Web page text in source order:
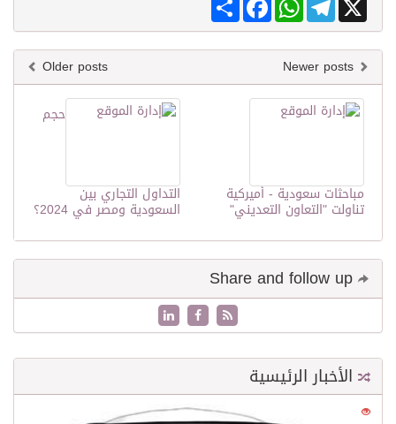
Older posts
حجم
التداول التجاري بين
السعودية ومصر في 2024؟
مباحثات سعودية - أميركية
تناولت "التعاون التعديني"
الأخبار الرئيسية
21675